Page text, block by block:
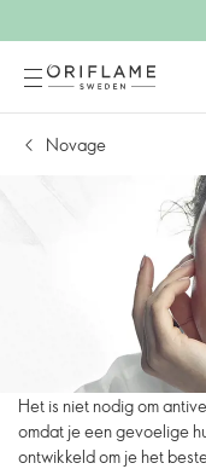
Novage
Het is niet nodig om
omdat je een gevoelige
ontwikkeld om je het